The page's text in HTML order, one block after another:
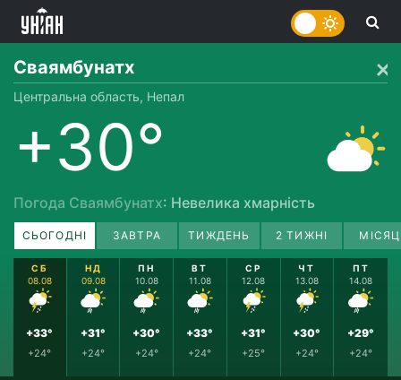
Сваямбунатх
Центральна область, Непал
+30°
Погода Сваямбунатх: Невелика хмарність
СЬОГОДНІ ЗАВТРА ТИЖДЕНЬ 2 ТИЖНІ
СБ
08.08
+33°
+24°
НД
09.08
+31°
+24°
ПН
10.08
+30°
+24°
ВТ
11.08
+33°
+24°
СР
12.08
+31°
+25°
ЧТ
13.08
+30°
+24°
ПТ
14.08
+29°
+24°